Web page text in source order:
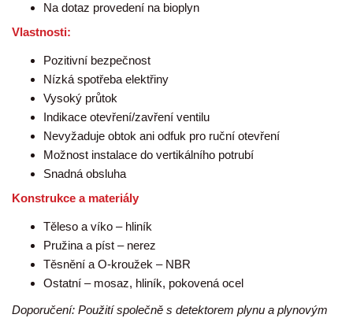
Na dotaz provedení na bioplyn
Vlastnosti:
Pozitivní bezpečnost
Nízká spotřeba elektřiny
Vysoký průtok
Indikace otevření/zavření ventilu
Nevyžaduje obtok ani odfuk pro ruční otevření
Možnost instalace do vertikálního potrubí
Snadná obsluha
Konstrukce a materiály
Těleso a víko – hliník
Pružina a píst – nerez
Těsnění a O-kroužek – NBR
Ostatní – mosaz, hliník, pokovená ocel
Doporučení: Použití společně s detektorem plynu a plynovým